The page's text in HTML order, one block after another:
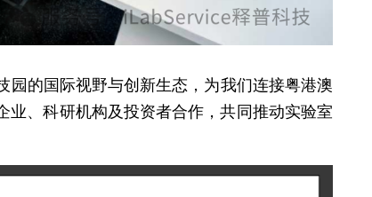
的国际视野与创新生态，为我们连接粤港澳
、科研机构及投资者合作，共同推动实验室